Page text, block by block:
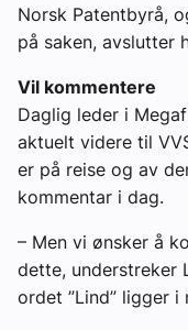
Norsk Patentbyrå,
på saken, avslutter
Vil kommentere
Daglig leder i
aktuelt videre til
er på reise og av
kommentar i dag.
– Men vi ønsker å
dette, understreker
ordet ”Lind” ligger i